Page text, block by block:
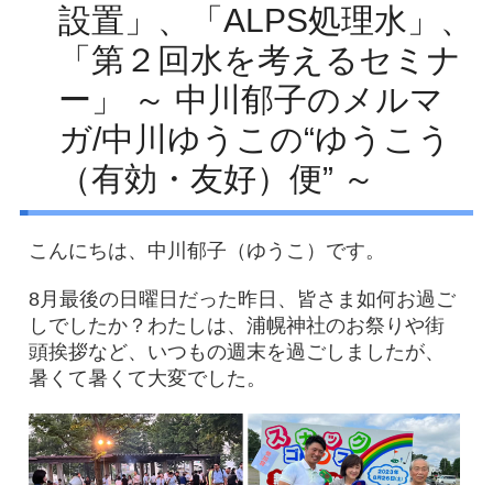
お約束
メルマガ
Facebook
アクセス
プライバシーポリシー
設置」、「ALPS処理水」、
「第２回水を考えるセミナ
ー」 ～ 中川郁子のメルマ
ガ/中川ゆうこの“ゆうこう
（有効・友好）便” ～
こんにちは、中川郁子（ゆうこ）です。
8月最後の日曜日だった昨日、皆さま如何お過ご
しでしたか？わたしは、浦幌神社のお祭りや街
頭挨拶など、いつもの週末を過ごしましたが、
暑くて暑くて大変でした。